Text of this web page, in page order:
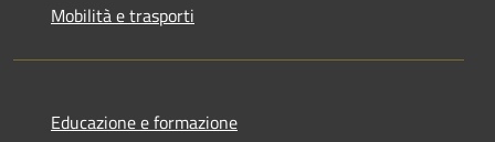
Mobilità e trasporti
Educazione e formazione